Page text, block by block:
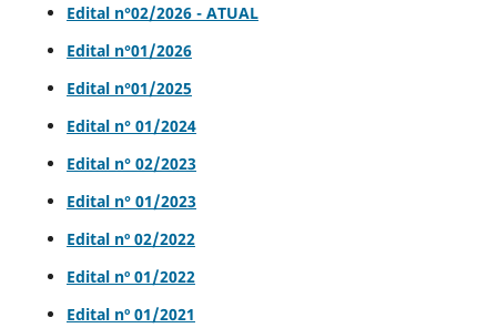
Edital n°02/2026 - ATUAL
Edital n°01/2026
Edital n°01/2025
Edital n° 01/2024
Edital n° 02/2023
Edital n° 01/2023
Edital nº 02/2022
Edital nº 01/2022
Edital nº 01/2021